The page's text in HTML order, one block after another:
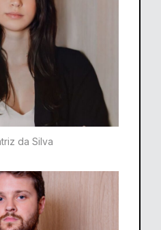
da Silva